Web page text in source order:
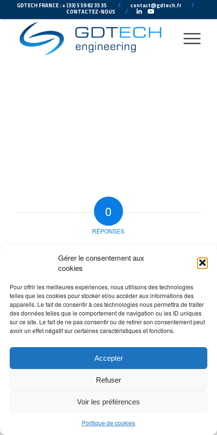
Gérer le consentement aux
cookies
Pour offrir les meilleures expériences, nous utilisons des technologies
telles que les cookies pour stocker et/ou accéder aux informations des
appareils. Le fait de consentir à ces technologies nous permettra de traiter
des données telles que le comportement de navigation ou les ID uniques
sur ce site. Le fait de ne pas consentir ou de retirer son consentement peut
avoir un effet négatif sur certaines caractéristiques et fonctions.
Accepter
Refuser
Voir les préférences
Politique de cookies
GDTECH FRANCE : + (33) 5 59 82 35 35 //--- contact@gdtech.fr //--
CONTACTEZ-NOUS ---// ---
0
RÉPONSES
Rejoindre la discussion?
N’hésitez pas à contribuer !
Vous devezvous connecterpour publier un
commentaire.